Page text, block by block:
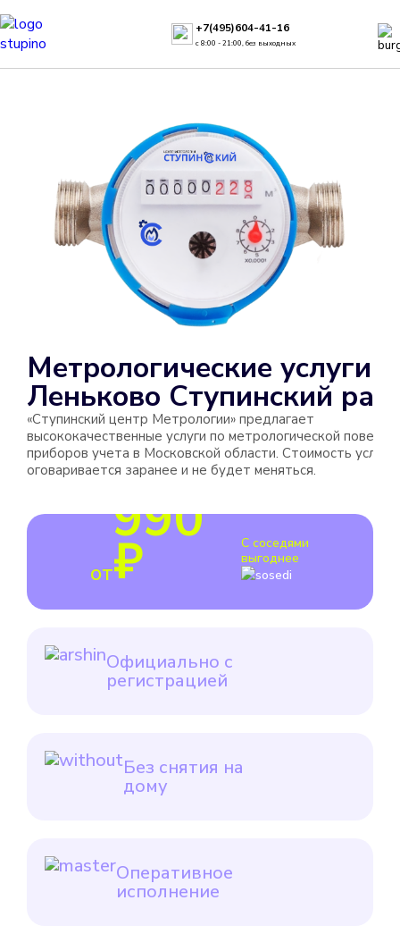
+7(495)604-41-16
с 8:00 - 21:00, без выходных
Метрологические услуги в
Леньково Ступинский
«Ступинский центр Метрологии» предлагает
высококачественные услуги по метрологической поверке
приборов учета в Московской области. Стоимость услуги
оговаривается заранее и не будет меняться.
С соседями
выгоднее
от
990
₽
Официально с
регистрацией
Без снятия на
дому
Оперативное
исполнение